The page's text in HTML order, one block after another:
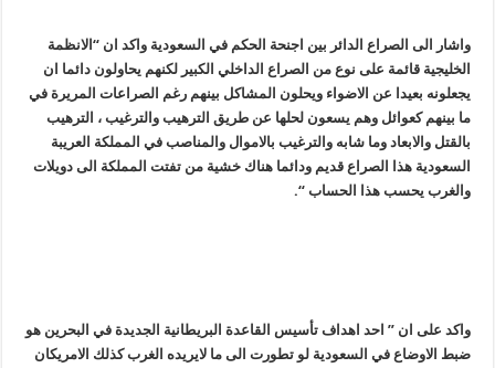
واشار الى الصراع الدائر بين اجنحة الحكم في السعودية واكد ان “الانظمة
الخليجية قائمة على نوع من الصراع الداخلي الكبير لكنهم يحاولون دائما ان
يجعلونه بعيدا عن الاضواء ويحلون المشاكل بينهم رغم الصراعات المريرة في
ما بينهم كعوائل وهم يسعون لحلها عن طريق الترهيب والترغيب ، الترهيب
بالقتل والابعاد وما شابه والترغيب بالاموال والمناصب في المملكة العريبة
السعودية هذا الصراع قديم ودائما هناك خشية من تفتت المملكة الى دويلات
والغرب يحسب هذا الحساب “.
واكد على ان ” احد اهداف تأسيس القاعدة البريطانية الجديدة في البحرين هو
ضبط الاوضاع في السعودية لو تطورت الى ما لايريده الغرب كذلك الامريكان